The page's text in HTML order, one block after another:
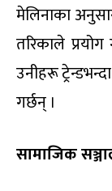
मेलिनाका
तरिकाले
उनीहरू
गर्छन् ।
सामाजिक